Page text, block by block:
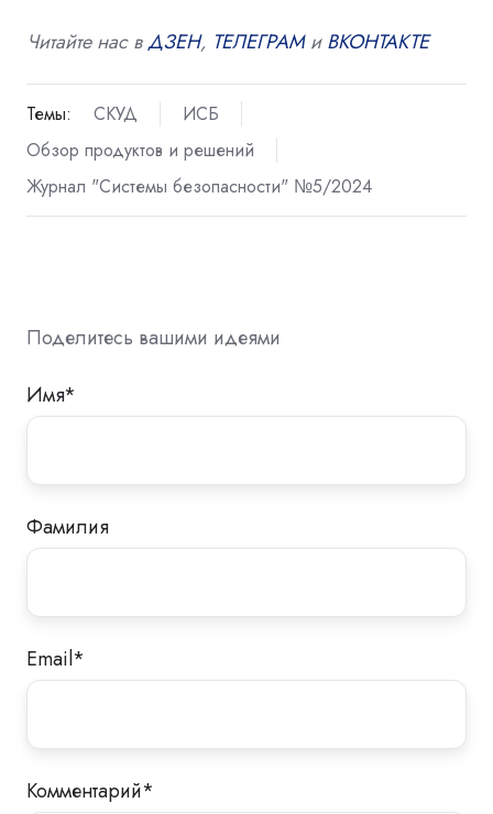
Читайте нас вДЗЕН, ТЕЛЕГРАМиВКОНТАКТЕ
Темы: СКУД
ИСБ
Обзор продуктов и решений
Журнал "Системы безопасности" №5/2024
Поделитесь вашими идеями
Имя*
Фамилия
Email*
Комментарий*